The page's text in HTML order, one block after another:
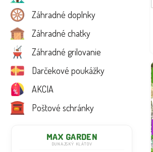
Záhradné doplnky
Záhradné chatky
Záhradné grilovanie
Darčekové poukážky
AKCIA
Poštové schránky
MAX GARDEN
DUNAJSKÝ KLÁTOV